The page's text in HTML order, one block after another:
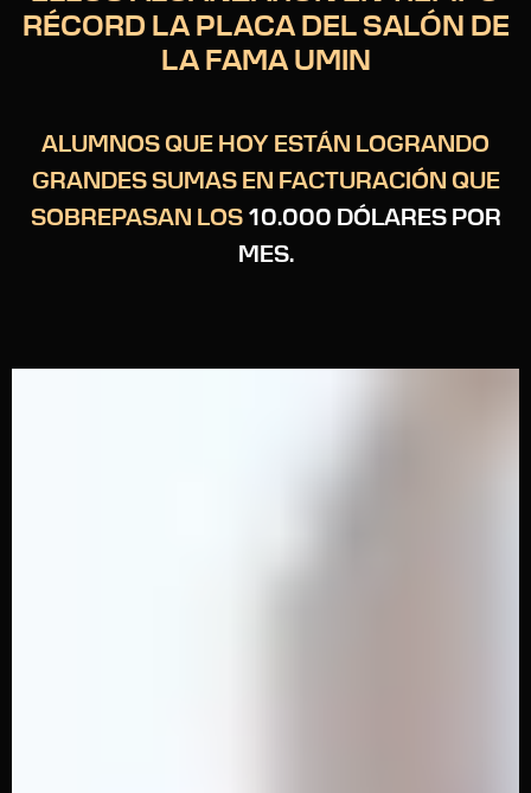
RÉCORD LA PLACA DEL SALÓN DE
LA FAMA UMIN
ALUMNOS QUE HOY ESTÁN LOGRANDO
GRANDES SUMAS EN FACTURACIÓN QUE
SOBREPASAN LOS 10.000 DÓLARES POR
MES.